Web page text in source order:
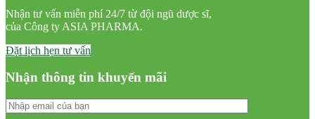
Nhận tư vấn miễn phí 24/7 từ đội ngũ dược sĩ,
của Công ty ASIA PHARMA.
Đặt lịch hẹn tư vấn
Nhận thông tin khuyến mãi